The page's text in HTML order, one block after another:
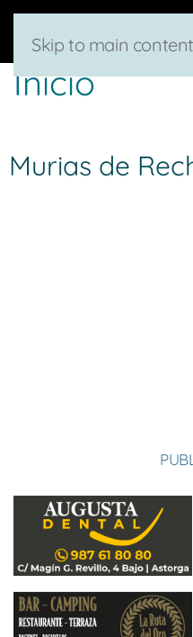
Skip to main content
Inicio
Murias de